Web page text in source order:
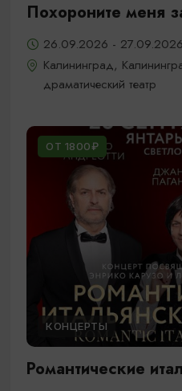
Похороните меня
26.09.2026 -
Калининград,
драматический театр
ОТ 1800₽
КОНЦЕРТЫ
Романтические